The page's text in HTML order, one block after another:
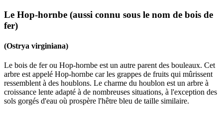
Le Hop-hornbe (aussi connu sous le nom de bois de
fer)
(Ostrya virginiana)
Le bois de fer ou Hop-hornbe est un autre parent des bouleaux. Cet
arbre est appelé Hop-hornbe car les grappes de fruits qui mûrissent
ressemblent à des houblons. Le charme du houblon est un arbre à
croissance lente adapté à de nombreuses situations, à l'exception des
sols gorgés d'eau où prospère l'hêtre bleu de taille similaire.